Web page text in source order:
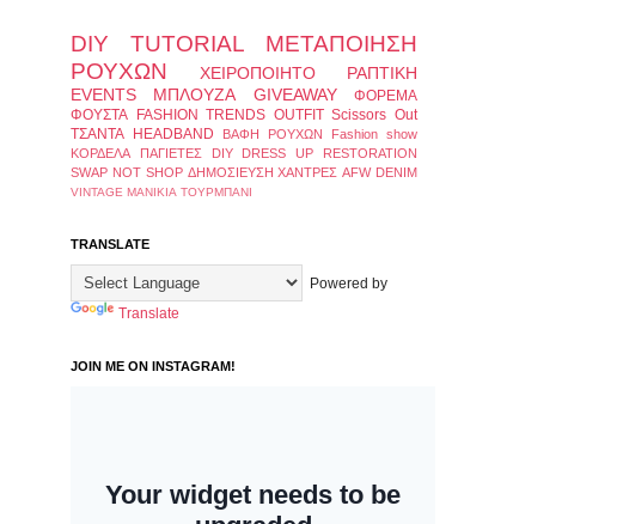
DIY TUTORIAL
ΜΕΤΑΠΟΙΗΣΗ
ΡΟΥΧΩΝ
ΧΕΙΡΟΠΟΙΗΤΟ
ΡΑΠΤΙΚΗ
EVENTS
ΜΠΛΟΥΖΑ GIVEAWAY
ΦΟΡΕΜΑ
ΦΟΥΣΤΑ
FASHION TRENDS OUTFIT Scissors Out
ΤΣΑΝΤΑ
HEADBAND ΒΑΦΗ ΡΟΥΧΩΝ
Fashion show
ΚΟΡΔΕΛΑ
ΠΑΓΙΕΤΕΣ DIY DRESS UP
RESTORATION
SWAP NOT SHOP ΔΗΜΟΣΙΕΥΣΗ ΧΑΝΤΡΕΣ AFW DENIM
VINTAGE ΜΑΝΙΚΙΑ ΤΟΥΡΜΠΑΝΙ
TRANSLATE
Powered by
Translate
JOIN ME ON INSTAGRAM!